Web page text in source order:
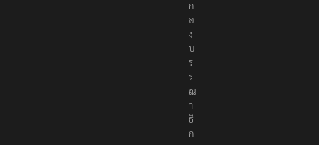
ต่
อ
ก
อ
ง
บ
ร
ร
ณ
า